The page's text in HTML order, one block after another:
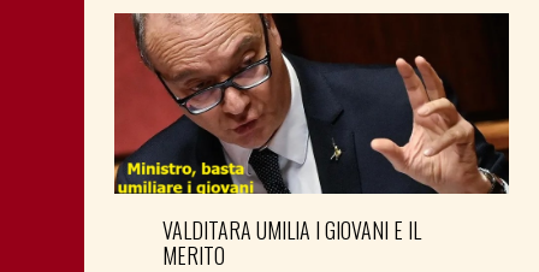
VALDITARA UMILIA I GIOVANI E IL
MERITO